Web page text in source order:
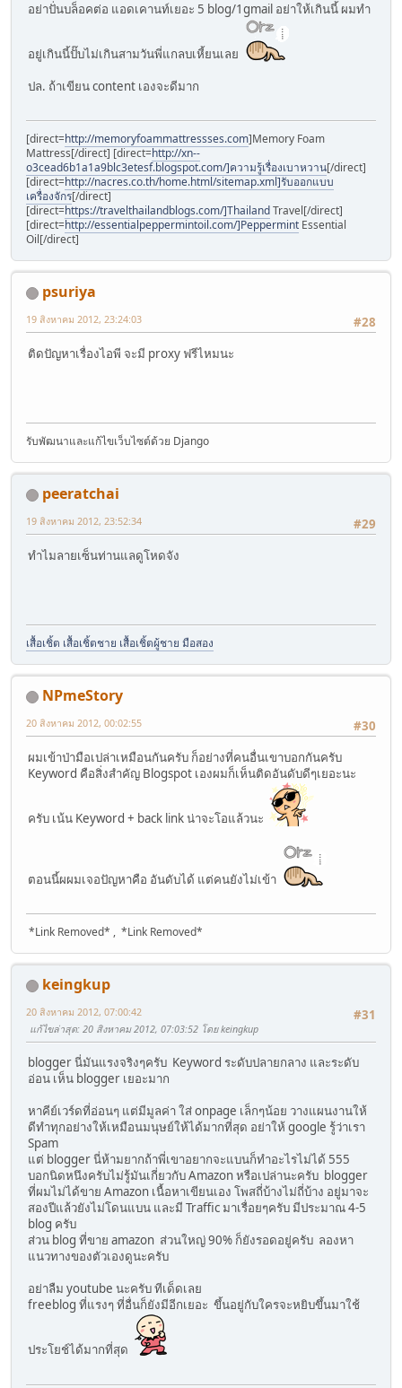
อย่าปั่นบล็อคต่อ แอดเคานท์เยอะ 5 blog/1gmail อย่าให้เกินนี้ ผมทำ
อยู่เกินนี้ปั๊บไม่เกินสามวันพี่แกลบเหี้ยนเลย
ปล. ถ้าเขียน content เองจะดีมาก
[direct=http://memoryfoammattressses.com]Memory Foam
Mattress[/direct] [direct=http://xn--
o3cead6b1a1a9blc3etesf.blogspot.com/]ความรู้เรื่องเบาหวาน[/direct]
[direct=http://nacres.co.th/home.html/sitemap.xml]รับออกแบบ
เครื่องจักร[/direct]
[direct=https://travelthailandblogs.com/]ThailandTravel[/direct]
[direct=http://essentialpeppermintoil.com/]Peppermint Essential
Oil[/direct]
psuriya
#28
19 สิงหาคม 2012, 23:24:03
ติดปัญหาเรื่องไอพี จะมี proxy ฟรีไหมนะ
รับพัฒนาและแก้ไขเว็บไซต์ด้วย Django
peeratchai
#29
19 สิงหาคม 2012, 23:52:34
ทำไมลายเซ็นท่านแลดูโหดจัง
เสื้อเชิ้ต เสื้อเชิ้ตชาย เสื้อเชิ้ตผู้ชาย มือสอง
NPmeStory
#30
20 สิงหาคม 2012, 00:02:55
ผมเข้าป่ามือเปล่าเหมือนกันครับ ก็อย่างที่คนอื่นเขาบอกกันครับ
Keyword คือสิ่งสำคัญ Blogspot เองผมก็เห็นติดอันดับดีๆเยอะนะ
ครับ เน้น Keyword + back link น่าจะโอแล้วนะ
ตอนนี้ผผมเจอปัญหาคือ อันดับได้ แต่คนยังไม่เข้า
*Link Removed* , *Link Removed*
keingkup
#31
20 สิงหาคม 2012, 07:00:42
แก้ไขล่าสุด: 20 สิงหาคม 2012, 07:03:52 โดย keingkup
blogger นี่มันแรงจริงๆครับ Keyword ระดับปลายกลาง และระดับ
อ่อน เห็น blogger เยอะมาก
หาคีย์เวร์ดที่อ่อนๆ แต่มีมูลค่า ใส่ onpage เล็กๆน้อย วางแผนงานให้
ดีทำทุกอย่างให้เหมือนมนุษย์ให้ได้มากที่สุด อย่าให้ google รู้ว่าเรา
Spam
แต่ blogger นี่ห้ามยากถ้าพี่เขาอยากจะแบนก็ทำอะไรไม่ได้ 555
บอกนิดหนึงครับไม่รู้มันเกี่ยวกับ Amazon หรือเปล่านะครับ blogger
ที่ผมไม่ได้ขาย Amazon เนื้อหาเขียนเอง โพสถี่บ้างไม่ถี่บ้าง อยู่มาจะ
สองปีแล้วยังไม่โดนแบน และมี Traffic มาเรื่อยๆครับ มีประมาณ 4-5
blog ครับ
ส่วน blog ที่ขาย amazon ส่วนใหญ่ 90% ก็ยังรอดอยู่ครับ ลองหา
แนวทางของตัวเองดูนะครับ
อย่าลืม youtube นะครับ ทีเด็ดเลย
freeblog ที่แรงๆ ที่อื่นก็ยังมีอีกเยอะ ขึ้นอยู่กับใครจะหยิบขึ้นมาใช้
ประโยช์ได้มากที่สุด